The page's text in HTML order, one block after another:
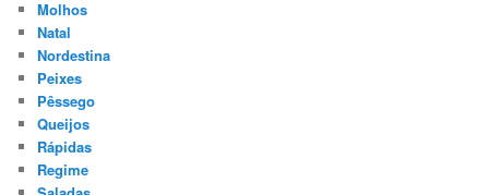
Molhos
Natal
Nordestina
Peixes
Pêssego
Queijos
Rápidas
Regime